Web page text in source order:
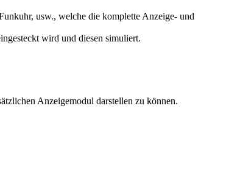
usw., welche die komplette Anzeige- und
wird und diesen simuliert.
Anzeigemodul darstellen zu können.